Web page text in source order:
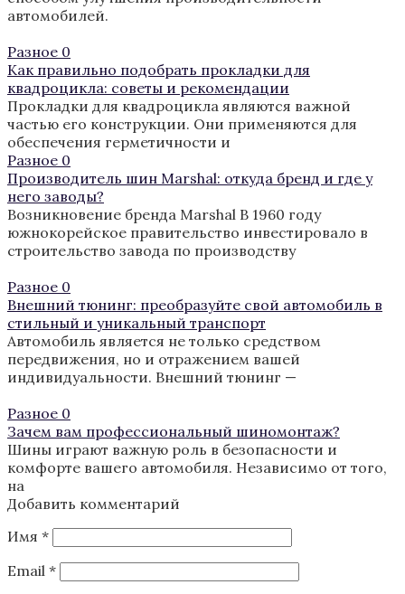
автомобилей.
Разное 0
Как правильно подобрать прокладки для
квадроцикла: советы и рекомендации
Прокладки для квадроцикла являются важной
частью его конструкции. Они применяются для
обеспечения герметичности и
Разное 0
Производитель шин Marshal: откуда бренд и где у
него заводы?
Возникновение бренда Marshal В 1960 году
южнокорейское правительство инвестировало в
строительство завода по производству
Разное 0
Внешний тюнинг: преобразуйте свой автомобиль в
стильный и уникальный транспорт
Автомобиль является не только средством
передвижения, но и отражением вашей
индивидуальности. Внешний тюнинг —
Разное 0
Зачем вам профессиональный шиномонтаж?
Шины играют важную роль в безопасности и
комфорте вашего автомобиля. Независимо от того,
на
Добавить комментарий
Имя *
Email *